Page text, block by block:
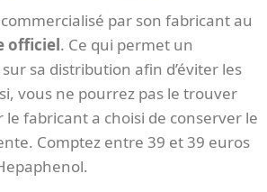
par son fabricant au
officiel. Ce qui permet un
sa distribution afin d’éviter les
vous ne pourrez pas le trouver
fabricant a choisi de conserver le
Comptez entre 39 et 39 euros